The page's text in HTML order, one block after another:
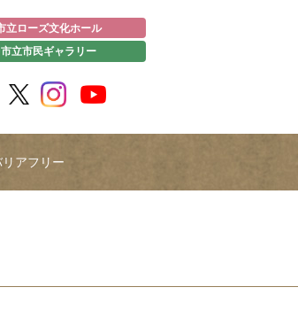
立ローズ文化ホール
立市民ギャラリー
リアフリー